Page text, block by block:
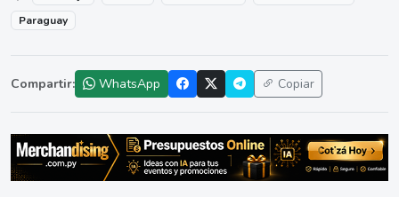
Paraguay
Compartir: WhatsApp Copiar